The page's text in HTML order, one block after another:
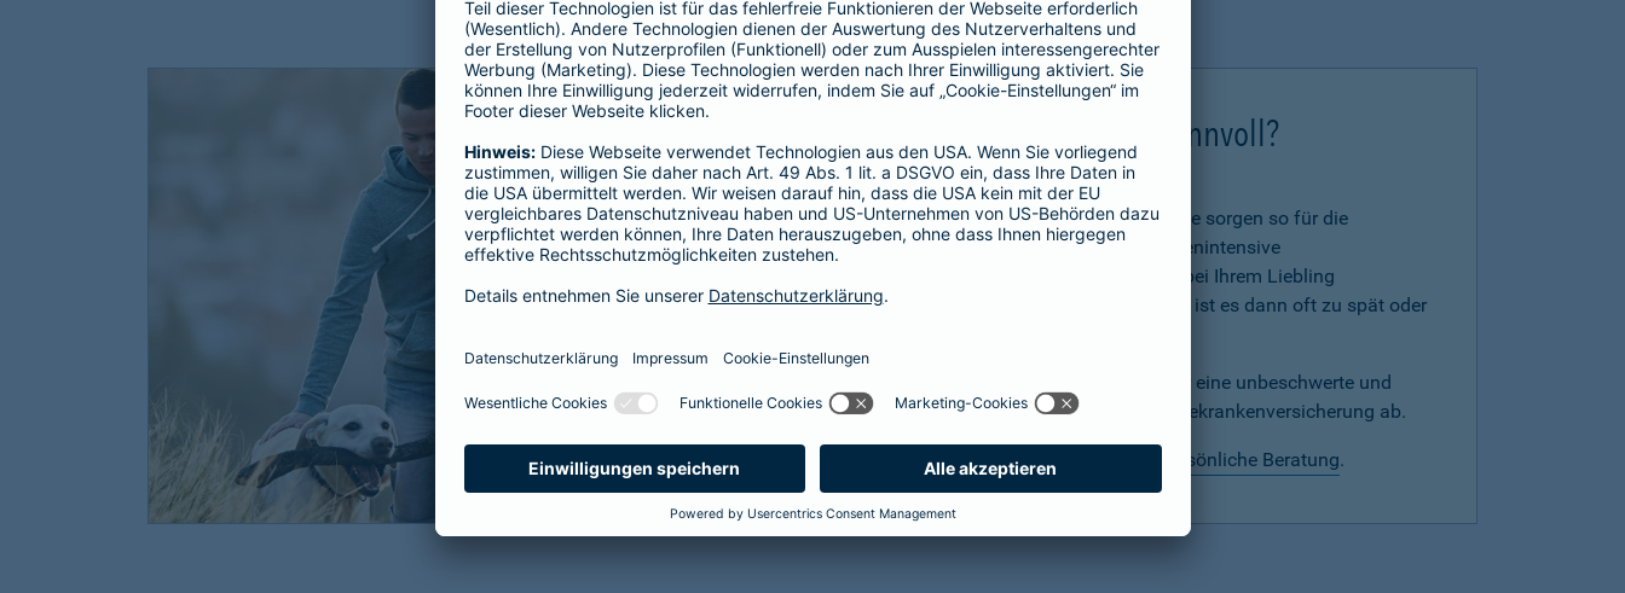
Wann ist eine Hundekrankenversicherung sinnvoll?
Der Abschluss einer Krankenversicherung lohnt sich immer, denn Sie sorgen so für die
Gesundheit Ihres Hundes vor. Mit zunehmendem Alter werden kostenintensive
Alterserscheinungen wie Grauer Star, Arthrose oder Zahnprobleme bei Ihrem Liebling
wahrscheinlicher. Für den Abschluss einer Tierkrankenversicherung ist es dann oft zu spät oder
Sorgen Sie als Hundehalterin oder Hundehalter lieber rechtzeitig für eine unbeschwerte und
gesunde Zukunft für Ihr Tier und sichern Sie es jetzt mit einer Hundekrankenversicherung ab.
Benötigen Sie weitere Informationen? Dann empfehlen wir eine persönliche Beratung.